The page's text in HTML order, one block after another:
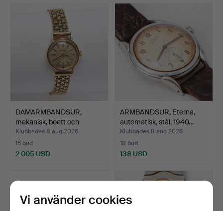
DAMARMBANDSUR,
mekanisk, boett och
armband…
Klubbades 8 aug 2026
15 bud
2 005 USD
ARMBANDSUR, Eterna,
automatisk, stål, 1940…
Klubbades 8 aug 2026
18 bud
138 USD
Vi använder cookies